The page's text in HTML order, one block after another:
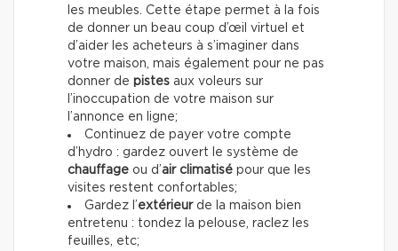
les meubles. Cette étape permet à la fois
de donner un beau coup d’œil virtuel et
d’aider les acheteurs à s’imaginer dans
votre maison, mais également pour ne pas
donner de pistes aux voleurs sur
l’inoccupation de votre maison sur
l’annonce en ligne;
Continuez de payer votre compte
d’hydro : gardez ouvert le système de
chauffage ou d’air climatisé pour que les
visites restent confortables;
Gardez l’extérieurde la maison bien
entretenu : tondez la pelouse, raclez les
feuilles, etc;